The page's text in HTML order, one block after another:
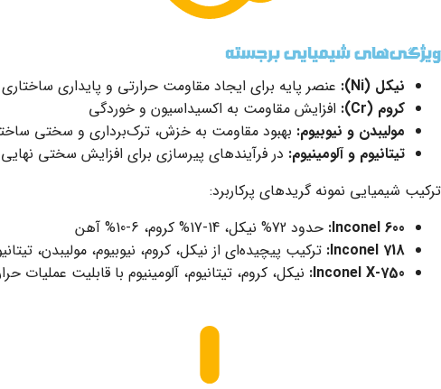
ویژگی‌های شیمیایی برجسته
نیکل (Ni):
عنصر پایه برای ایجاد مقاومت حرارتی و پایداری ساختاری
کروم (Cr):
افزایش مقاومت به اکسیداسیون و خوردگی
مولیبدن و نیوبیوم: بهبود مقاومت به خزش، ترک‌برداری و سختی
تیتانیوم و آلومینیوم: در فرآیندهای پیرسازی برای افزایش سختی نهایی
ترکیب شیمیایی نمونه گریدهای پرکاربرد:
Inconel 600: حدود 72% نیکل، 14-17% کروم، 6-10% آهن
Inconel 718: ترکیب پیچیده‌ای از نیکل، کروم، نیوبیوم، مولیبدن،
Inconel X-750: نیکل، کروم، تیتانیوم، آلومینیوم با قابلیت عملیات